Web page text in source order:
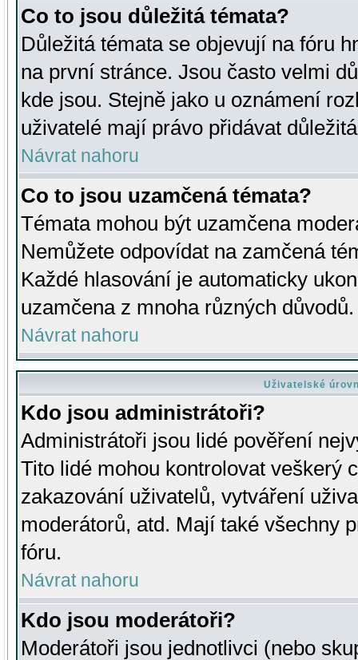
Co to jsou důležitá témata?
Důležitá témata se objevují na fóru
na první stránce. Jsou často velmi
kde jsou. Stejně jako u oznámení
uživatelé mají právo přidávat
Návrat nahoru
Co to jsou uzamčená témata?
Témata mohou být uzamčena
Nemůžete odpovídat na zamčená
Každé hlasování je automaticky
uzamčena z mnoha různých důvodů.
Návrat nahoru
Uživatelské
Kdo jsou administrátoři?
Administrátoři jsou lidé pověření
Tito lidé mohou kontrolovat veškerý
zakazování uživatelů, vytváření
moderátorů, atd. Mají také všechny
fóru.
Návrat nahoru
Kdo jsou moderátoři?
Moderátoři jsou jednotlivci (nebo